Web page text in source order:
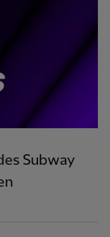
Subway